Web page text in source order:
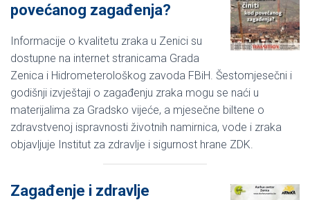
povećanog zagađenja?
Informacije o kvalitetu zraka u Zenici su
dostupne na internet stranicama Grada
Zenica i Hidrometerološkog zavoda FBiH. Šestomjesečni i
godišnji izvještaji o zagađenju zraka mogu se naći u
materijalima za Gradsko vijeće, a mjesečne biltene o
zdravstvenoj ispravnosti životnih namirnica, vode i zraka
objavljuje Institut za zdravlje i sigurnost hrane ZDK.
Zagađenje i zdravlje